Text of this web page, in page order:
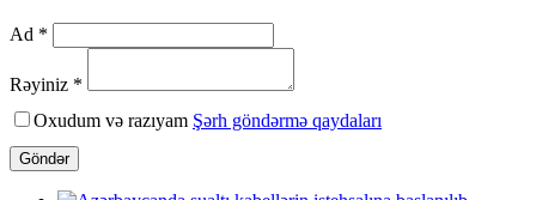
Ad *
Rəyiniz *
Oxudum və razıyam Şərh göndərmə qaydaları
Göndər